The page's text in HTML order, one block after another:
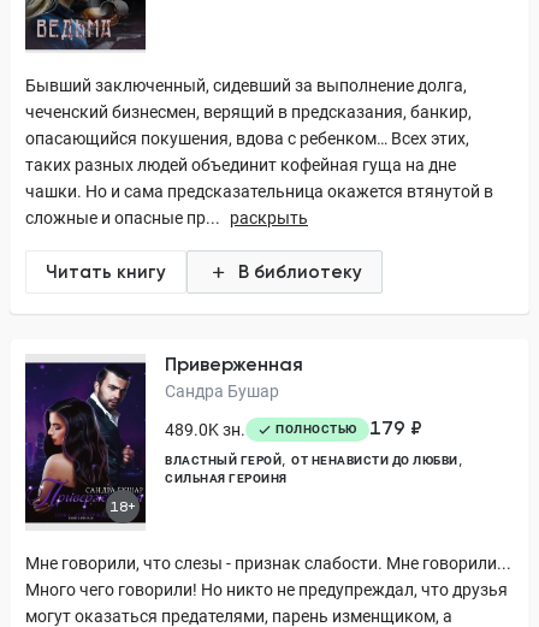
Бывший заключенный, сидевший за выполнение долга,
чеченский бизнесмен, верящий в предсказания, банкир,
опасающийся покушения, вдова с ребенком… Всех этих,
таких разных людей объединит кофейная гуща на дне
чашки. Но и сама предсказательница окажется втянутой в
сложные и опасные пр...
раскрыть
Читать книгу В библиотеку
18+
Приверженная
Сандра Бушар
489.0K зн.
ПОЛНОСТЬЮ 179 ₽
ВЛАСТНЫЙ ГЕРОЙ
ОТ НЕНАВИСТИ ДО ЛЮБВИ
СИЛЬНАЯ ГЕРОИНЯ
Мне говорили, что слезы - признак слабости. Мне говорили...
Много чего говорили! Но никто не предупреждал, что друзья
могут оказаться предателями, парень изменщиком, а